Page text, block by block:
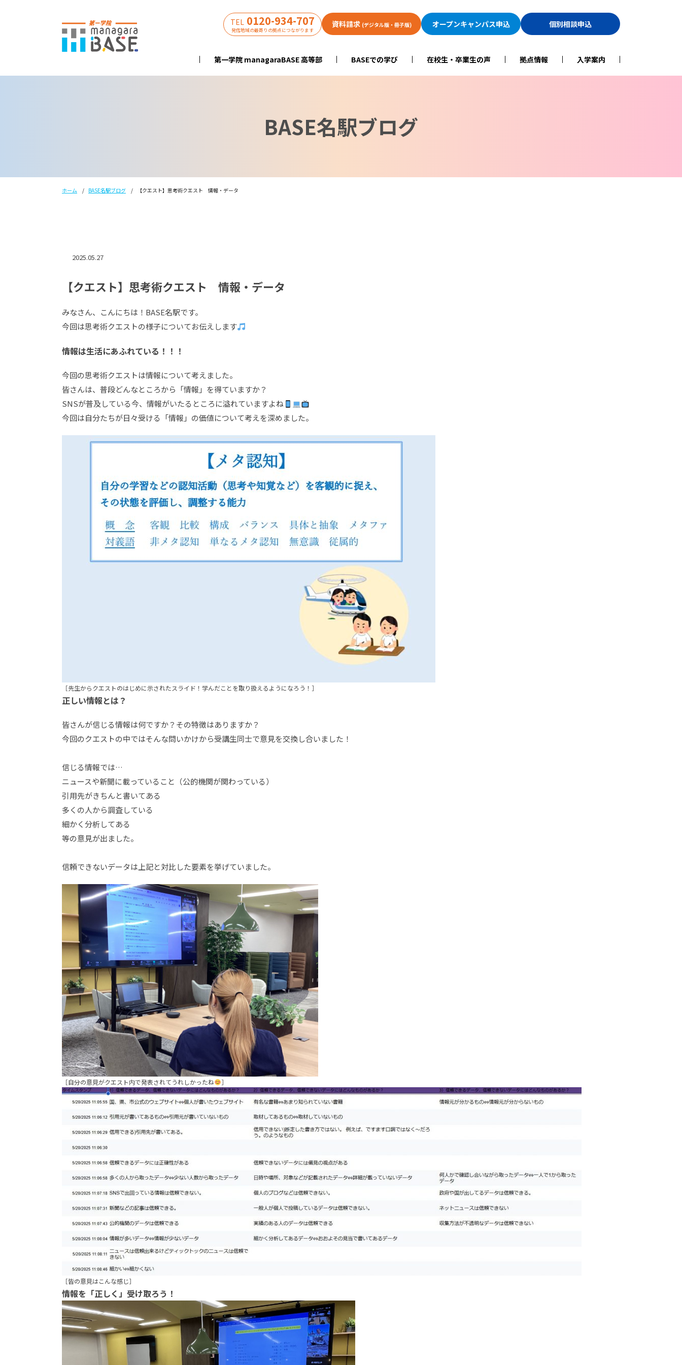
第一学院 managaraBASE 高等部 BASEでの学び 在校生・卒業生の声 拠点情報 入学案内
TEL 0120-934-707
発信地域の最寄りの拠点につながります
資料請求 (デジタル版・冊子版) オープンキャンパス申込 個別相談申込
BASE名駅ブログ
ホーム BASE名駅ブログ 【クエスト】思考術クエスト 情報・データ
2025.05.27
【クエスト】思考術クエスト 情報・データ
みなさん、こんにちは！BASE名駅です。
今回は思考術クエストの様子についてお伝えします
情報は生活にあふれている！！！
今回の思考術クエストは情報について考えました。
皆さんは、普段どんなところから「情報」を得ていますか？
SNSが普及している今、情報がいたるところに溢れていますよね
今回は自分たちが日々受ける「情報」の価値について考えを深めました。
［先生からクエストのはじめに示されたスライド！学んだことを取り扱えるようになろう！］
正しい情報とは？
皆さんが信じる情報は何ですか？その特徴はありますか？
今回のクエストの中ではそんな問いかけから受講生同士で意見を交換し合いました！
信じる情報では…
ニュースや新聞に載っていること（公的機関が関わっている）
引用先がきちんと書いてある
多くの人から調査している
細かく分析してある
等の意見が出ました。
信頼できないデータは上記と対比した要素を挙げていました。
［自分の意見がクエスト内で発表されてうれしかったね ］
［皆の意見はこんな感じ］
情報を「正しく」受け取ろう！